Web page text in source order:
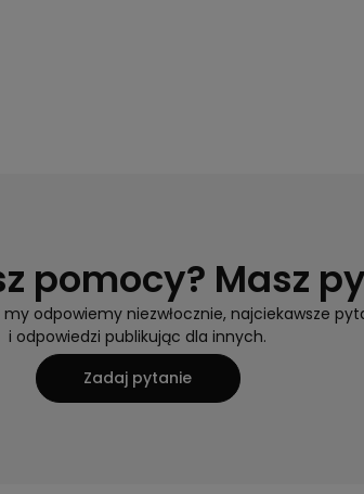
pomocy? Masz
odpowiemy niezwłocznie, najciekawsze
i odpowiedzi publikując dla innych.
Zadaj pytanie